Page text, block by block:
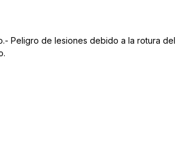
Peligro de lesiones debido a la rotura